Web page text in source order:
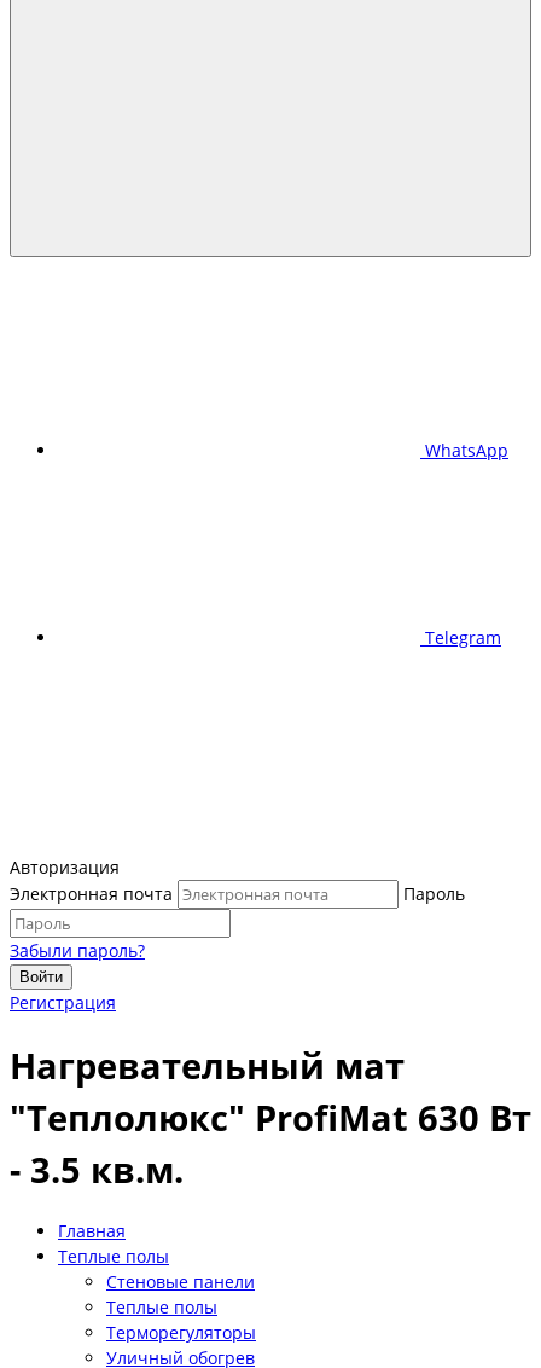
WhatsApp
Telegram
Авторизация
Электронная почта
Пароль
Забыли пароль?
Войти
Регистрация
Нагревательный мат
"Теплолюкс" ProfiMat 630 Вт
- 3.5 кв.м.
Главная
Теплые полы
Стеновые панели
Теплые полы
Терморегуляторы
Уличный обогрев